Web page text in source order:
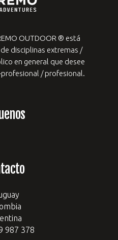
OUTDOOR ® está
disciplinas extremas /
en general que desee
/ profesional.
987 378